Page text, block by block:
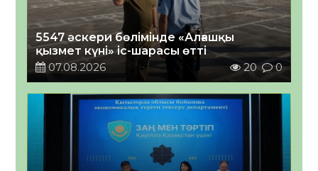
5547 әскери бөлімінде «Алғашқы
қызмет күні» іс-шарасы өтті
07.08.2026
20 0